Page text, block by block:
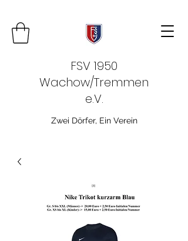
FSV 1950
Wachow/Tremmen
e.V.
Zwei Dörfer, Ein Verein